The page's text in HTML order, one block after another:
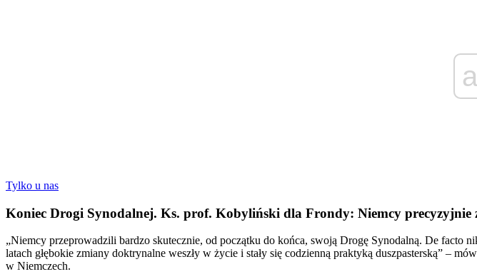
Tylko u nas
Koniec Drogi Synodalnej. Ks. prof. Kobyliński dla Frondy: Niemcy precyzyjnie
„Niemcy przeprowadzili bardzo skutecznie, od początku do końca, swoją Drogę Synodalną. De facto
latach głębokie zmiany doktrynalne weszły w życie i stały się codzienną praktyką duszpasterską” –
w Niemczech.